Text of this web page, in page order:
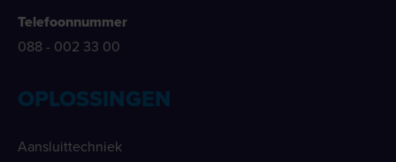
Telefoonnummer
088 - 002 33 00
OPLOSSINGEN
Aansluittechniek